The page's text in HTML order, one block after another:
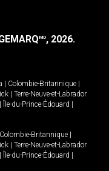
MD, 2026.
Colombie-Britannique
Terre-Neuve-et-Labrador
Île-du-Prince-Édouard
Colombie-Britannique
Terre-Neuve-et-Labrador
Île-du-Prince-Édouard